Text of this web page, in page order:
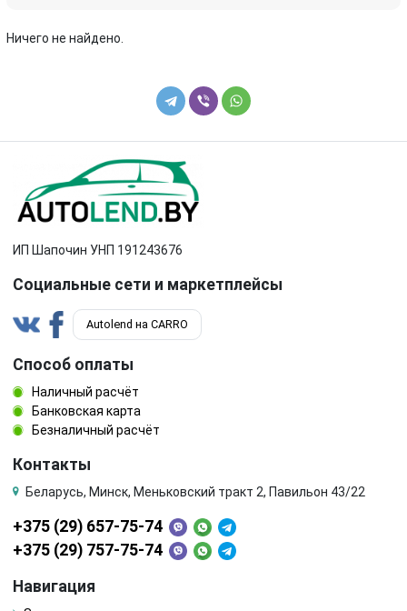
Ничего не найдено.
ИП Шапочин УНП 191243676
Социальные сети и маркетплейсы
Autolend на CARRO
Способ оплаты
Наличный расчёт
Банковская карта
Безналичный расчёт
Контакты
Беларусь, Минск, Меньковский тракт 2, Павильон 43/22
+375 (29) 657-75-74
+375 (29) 757-75-74
Навигация